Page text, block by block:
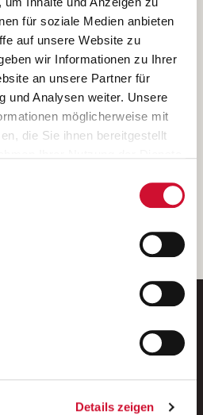
für soziale Medien anbieten
auf unsere Website zu
wir Informationen zu Ihrer
an unsere Partner für
und Analysen weiter. Unsere
möglicherweise mit
die Sie ihnen bereitgestellt
klicken, so stimmen
Cookies zu. Sie können
jederzeit widerrufen,
aufrufen und diese
Details zeigen
Durchführung der Kontaktanfrage
Garitz Bewirtschaftungsbetriebe
2, 97688 Bad Kissingen
die für das Stellenangebot
weitergegeben
kann ich jederzeit gegenüber dem
entnehmen.